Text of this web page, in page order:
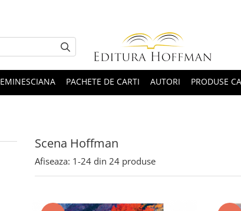
EMINESCIANA PACHETE DE CARTI AUTORI PRODUSE
Scena Hoffman
Afiseaza: 1-24 din 24 produse